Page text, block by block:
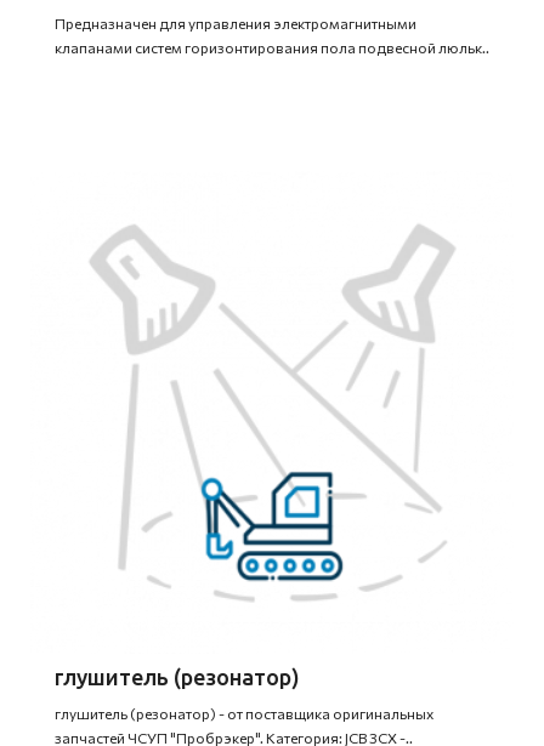
Предназначен для управления электромагнитными
клапанами систем горизонтирования пола подвесной люльк..
глушитель (резонатор)
глушитель (резонатор) - от поставщика оригинальных
запчастей ЧСУП "Пробрэкер". Категория: JCB 3CX -..